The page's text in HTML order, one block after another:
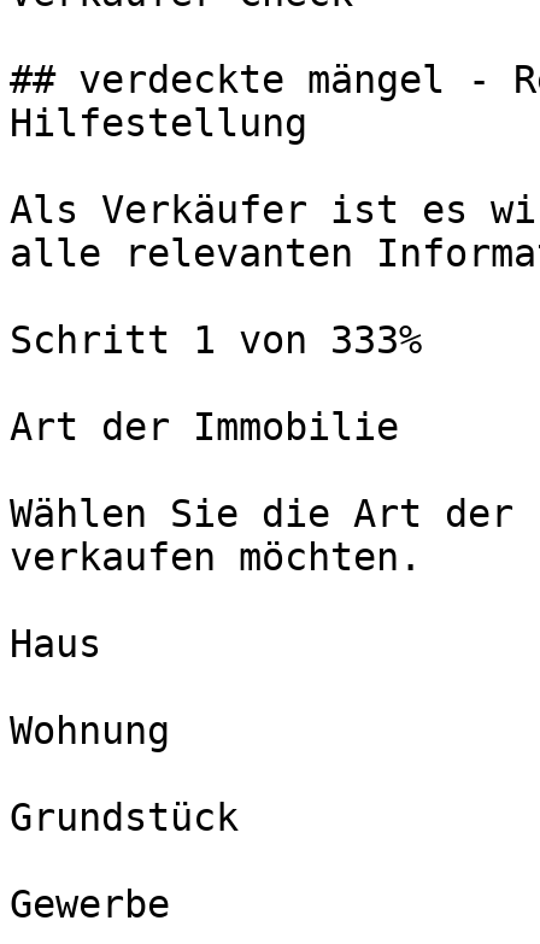
## verdeckte mängel -
Hilfestellung
Als Verkäufer ist es
alle relevanten
Schritt 1 von 333%
Art der Immobilie
Wählen Sie die Art
verkaufen möchten.
Haus
Wohnung
Grundstück
Gewerbe